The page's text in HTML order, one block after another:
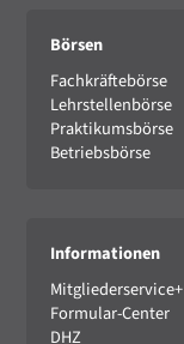
Börsen
Fachkräftebörse
Lehrstellenbörse
Praktikumsbörse
Betriebsbörse
Informationen
Mitgliederservice+
Formular-Center
DHZ